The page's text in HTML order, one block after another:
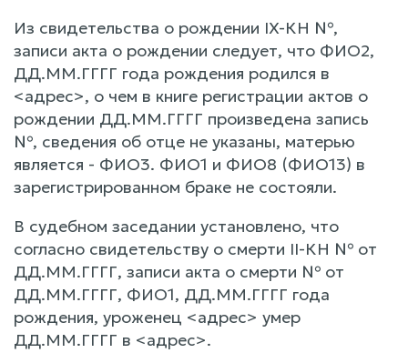
Из свидетельства о рождении IX-КН №,
записи акта о рождении следует, что ФИО2,
ДД.ММ.ГГГГ года рождения родился в
<адрес>, о чем в книге регистрации актов о
рождении ДД.ММ.ГГГГ произведена запись
№, сведения об отце не указаны, матерью
является - ФИО3. ФИО1 и ФИО8 (ФИО13) в
зарегистрированном браке не состояли.
В судебном заседании установлено, что
согласно свидетельству о смерти II-КН № от
ДД.ММ.ГГГГ, записи акта о смерти № от
ДД.ММ.ГГГГ, ФИО1, ДД.ММ.ГГГГ года
рождения, уроженец <адрес> умер
ДД.ММ.ГГГГ в <адрес>.